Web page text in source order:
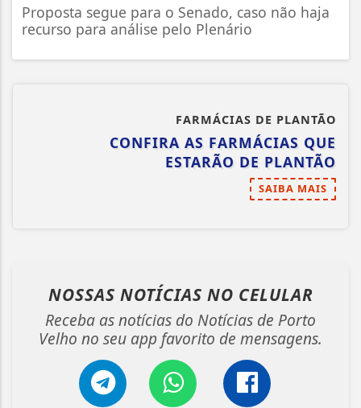
Proposta segue para o Senado, caso não haja
recurso para análise pelo Plenário
FARMÁCIAS DE PLANTÃO
CONFIRA AS FARMÁCIAS QUE
ESTARÃO DE PLANTÃO
SAIBA MAIS
NOSSAS NOTÍCIAS NO CELULAR
Receba as notícias do Notícias de Porto
Velho no seu app favorito de mensagens.